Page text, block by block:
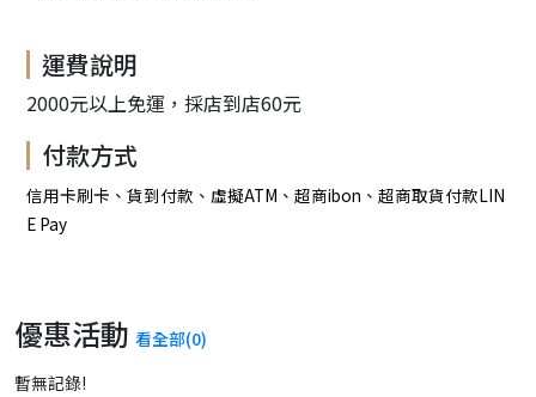
運費說明
2000元以上免運，採店到店60元
付款方式
信用卡刷卡、貨到付款、虛擬ATM、超商ibon、超商取貨付款LIN
E Pay
優惠活動看全部(0)
暫無記錄!